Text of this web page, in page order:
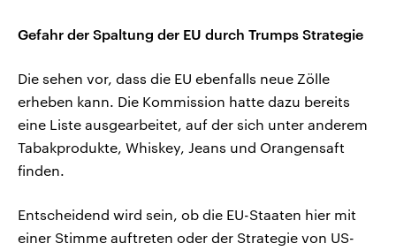
Gefahr der Spaltung der EU durch Trumps Strategie
Die sehen vor, dass die EU ebenfalls neue Zölle
erheben kann. Die Kommission hatte dazu bereits
eine Liste ausgearbeitet, auf der sich unter anderem
Tabakprodukte, Whiskey, Jeans und Orangensaft
finden.
Entscheidend wird sein, ob die EU-Staaten hier mit
einer Stimme auftreten oder der Strategie von US-